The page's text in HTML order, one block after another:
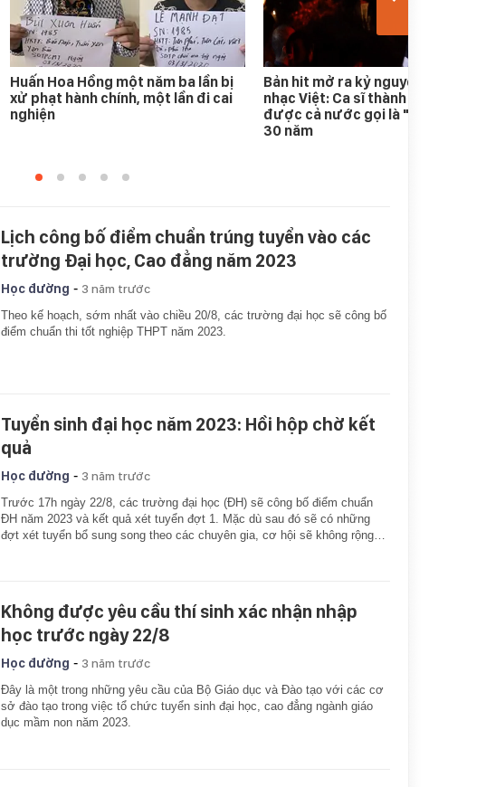
Huấn Hoa Hồng một năm ba lần bị
xử phạt hành chính, một lần đi cai
nghiện
Bản hit mở ra kỷ nguyên mới của
nhạc Việt: Ca sĩ thành hiện tượng
được cả nước gọi là "Anh Hai" gần
30 năm
Lịch công bố điểm chuẩn trúng tuyển vào các
trường Đại học, Cao đẳng năm 2023
Học đường - 3 năm trước
Theo kế hoạch, sớm nhất vào chiều 20/8, các trường đại học sẽ công bố
điểm chuẩn thi tốt nghiệp THPT năm 2023.
Tuyển sinh đại học năm 2023: Hồi hộp chờ kết
quả
Học đường - 3 năm trước
Trước 17h ngày 22/8, các trường đại học (ĐH) sẽ công bố điểm chuẩn
ĐH năm 2023 và kết quả xét tuyển đợt 1. Mặc dù sau đó sẽ có những
đợt xét tuyển bổ sung song theo các chuyên gia, cơ hội sẽ không rộng…
Không được yêu cầu thí sinh xác nhận nhập
học trước ngày 22/8
Học đường - 3 năm trước
Đây là một trong những yêu cầu của Bộ Giáo dục và Đào tạo với các cơ
sở đào tạo trong việc tổ chức tuyển sinh đại học, cao đẳng ngành giáo
dục mầm non năm 2023.